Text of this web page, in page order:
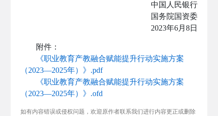
中国人民银行
国务院国资委
2023年6月8日
附件：
《职业教育产教融合赋能提升行动实施方案
（2023—2025年）》.pdf
《职业教育产教融合赋能提升行动实施方案
（2023—2025年）》.ofd
如有内容错误或侵权问题，欢迎原作者联系我们进行内容更正或删除